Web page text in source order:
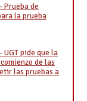
Prueba de
la prueba
UGT pide que la
de las
las pruebas a